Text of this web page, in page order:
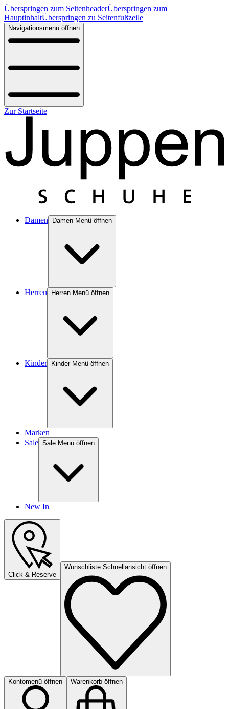
Überspringen zum SeitenheaderÜberspringen zum
HauptinhaltÜberspringen zu Seitenfußzeile
Navigationsmenü öffnen
Zur Startseite
Damen Damen Menü öffnen
Herren Herren Menü öffnen
Kinder Kinder Menü öffnen
Marken
Sale Sale Menü öffnen
New In
Click & Reserve
Wunschliste Schnellansicht öffnen
Kontomenü öffnen Warenkorb öffnen